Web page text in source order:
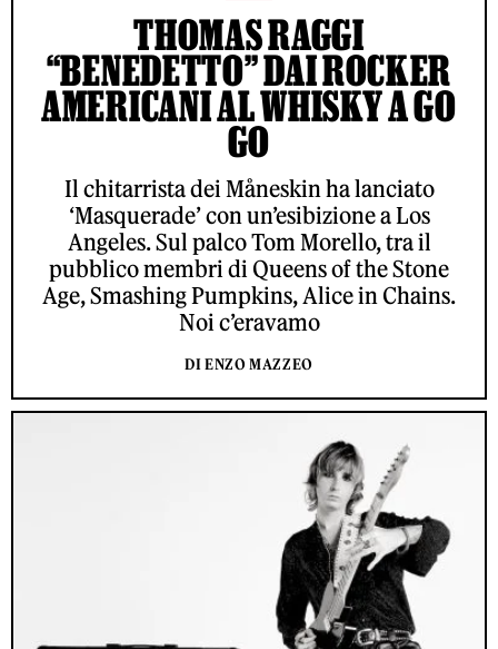
THOMAS RAGGI
“BENEDETTO” DAI ROCKER
AMERICANI AL WHISKY A GO
GO
Il chitarrista dei Måneskin ha lanciato
‘Masquerade’ con un’esibizione a Los
Angeles. Sul palco Tom Morello, tra il
pubblico membri di Queens of the Stone
Age, Smashing Pumpkins, Alice in Chains.
Noi c’eravamo
DI ENZO MAZZEO